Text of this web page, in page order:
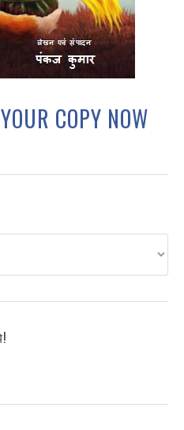
COPY NOW